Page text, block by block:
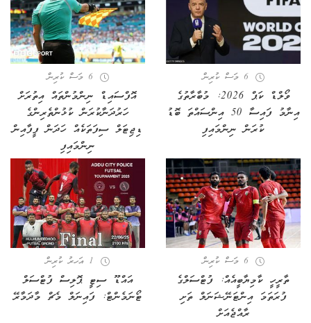
6 މަސް ކުރިން
ވޯލްޑް ކަޕް 2026: މުބާރާތުގެ
އިނާމު ފައިސާ 50 އިންސައްތަ ބޮޑު
ކުރަން ނިންމައިފި
6 މަސް ކުރިން
އޮފްސައިޑް ނިންމުންތައް އިތުރަށް
ހަރުދަނާކުރަން ކުޅުންތެރިންގެ
ޑިޖިޓަލް ސިފަތަކެއް ހަދަން ފީފާއިން
ނިންމައިފި
6 މަސް ކުރިން
ތާރީހީ ކާމިޔާބީއެއް: ފުޓްސަލްގެ
ފުރަތަމަ އިންޓަނޭޝަނަލް ތަށި
ރާއްޖެއަށް
1 އަހރު ކުރިން
އައްޑޫ ސިޓީ ޕޮލިސް ފުޓްސަލް
ޓޯނަމެންޓް: ފައިނަލް މެޗް މާދަމާރޭ